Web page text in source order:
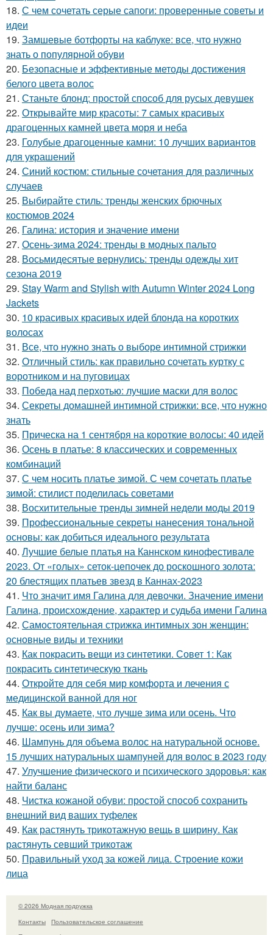
18. С чем сочетать серые сапоги: проверенные советы и
идеи
19. Замшевые ботфорты на каблуке: все, что нужно
знать о популярной обуви
20. Безопасные и эффективные методы достижения
белого цвета волос
21. Станьте блонд: простой способ для русых девушек
22. Открывайте мир красоты: 7 самых красивых
драгоценных камней цвета моря и неба
23. Голубые драгоценные камни: 10 лучших вариантов
для украшений
24. Синий костюм: стильные сочетания для различных
случаев
25. Выбирайте стиль: тренды женских брючных
костюмов 2024
26. Галина: история и значение имени
27. Осень-зима 2024: тренды в модных пальто
28. Восьмидесятые вернулись: тренды одежды хит
сезона 2019
29. Stay Warm and Stylish with Autumn Winter 2024 Long
Jackets
30. 10 красивых красивых идей блонда на коротких
волосах
31. Все, что нужно знать о выборе интимной стрижки
32. Отличный стиль: как правильно сочетать куртку с
воротником и на пуговицах
33. Победа над перхотью: лучшие маски для волос
34. Секреты домашней интимной стрижки: все, что нужно
знать
35. Прическа на 1 сентября на короткие волосы: 40 идей
36. Осень в платье: 8 классических и современных
комбинаций
37. С чем носить платье зимой. С чем сочетать платье
зимой: стилист поделилась советами
38. Восхитительные тренды зимней недели моды 2019
39. Профессиональные секреты нанесения тональной
основы: как добиться идеального результата
40. Лучшие белые платья на Каннском кинофестивале
2023. От «голых» сеток-цепочек до роскошного золота:
20 блестящих платьев звезд в Каннах-2023
41. Что значит имя Галина для девочки. Значение имени
Галина, происхождение, характер и судьба имени Галина
42. Самостоятельная стрижка интимных зон женщин:
основные виды и техники
43. Как покрасить вещи из синтетики. Совет 1: Как
покрасить синтетическую ткань
44. Откройте для себя мир комфорта и лечения с
медицинской ванной для ног
45. Как вы думаете, что лучше зима или осень. Что
лучше: осень или зима?
46. Шампунь для объема волос на натуральной основе.
15 лучших натуральных шампуней для волос в 2023 году
47. Улучшение физического и психического здоровья: как
найти баланс
48. Чистка кожаной обуви: простой способ сохранить
внешний вид ваших туфелек
49. Как растянуть трикотажную вещь в ширину. Как
растянуть севший трикотаж
50. Правильный уход за кожей лица. Строение кожи
лица
© 2026 Модная подружка
Контакты
Пользовательское соглашение